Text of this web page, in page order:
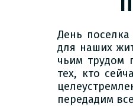
День
для наших
чьим трудом
тех, кто
передадим